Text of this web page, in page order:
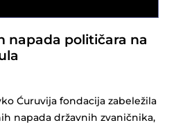
napada političara na
Ćuruvija fondacija zabeležila
napada državnih zvaničnika,